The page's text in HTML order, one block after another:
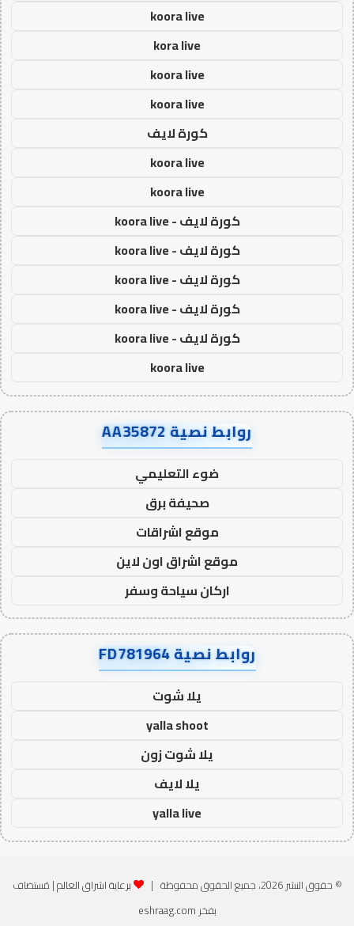
koora live
kora live
koora live
koora live
كورة لايف
koora live
koora live
كورة لايف - koora live
كورة لايف - koora live
كورة لايف - koora live
كورة لايف - koora live
كورة لايف - koora live
koora live
روابط نصية AA35872
ضوء التعليمي
صحيفة برق
موقع اشراقات
موقع اشراق اون لاين
اركان سياحة وسفر
روابط نصية FD781964
يلا شوت
yalla shoot
يلا شوت زون
يلا لايف
yalla live
© حقوق النشر 2026، جميع الحقوق محفوظة | برعاية اشراق العالم| مُستضاف
بفخر eshraag.com